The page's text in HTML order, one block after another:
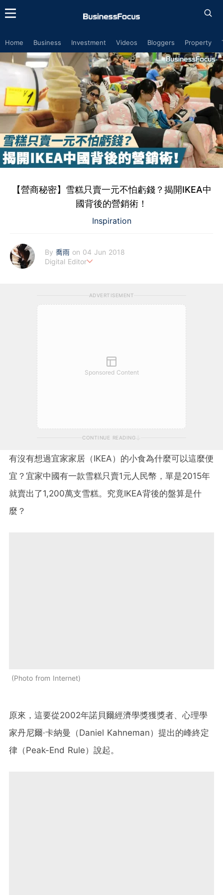
Home Business Investment Videos Bloggers Property
【營商秘密】雪糕只賣一元不怕虧錢？揭開IKEA中
國背後的營銷術！
Inspiration
By 喬雨 on 04 Jun 2018
Digital Editor
ADVERTISEMENT
Sponsored Content
CONTINUE READING
有沒有想過宜家家居（IKEA）的小食為什麼可以這麼便
宜？宜家中國有一款雪糕只賣1元人民幣，單是2015年
就賣出了1,200萬支雪糕。究竟IKEA背後的盤算是什
麼？
Photo from Internet
原來，這要從2002年諾貝爾經濟學獎獲獎者、心理學
家丹尼爾·卡納曼（Daniel Kahneman）提出的峰終定
律（Peak-End Rule）說起。